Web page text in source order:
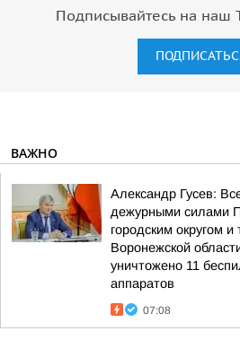
Подписывайтесь на наш
ВАЖНО
Александр Гусев:
дежурными силами
городским округом
Воронежской
уничтожено 11
аппаратов
07:08